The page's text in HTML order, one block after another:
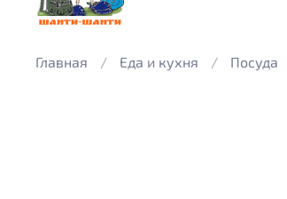
Главная Еда и кухня Посуда